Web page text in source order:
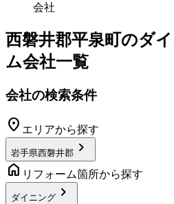
会社
西磐井郡平泉町のダ
ム会社一覧
会社の検索条件
location_on エリアから探す
岩手県西磐井郡 chevron_right
home リフォーム箇所から探す
ダイニング chevron_right